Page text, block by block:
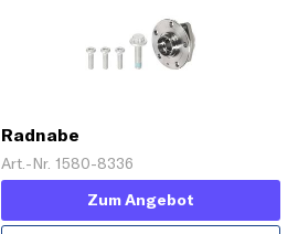
Radnabe
Art.-Nr. 1580-8336
Zum Angebot